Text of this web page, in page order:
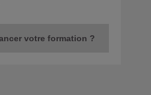
votre formation ?